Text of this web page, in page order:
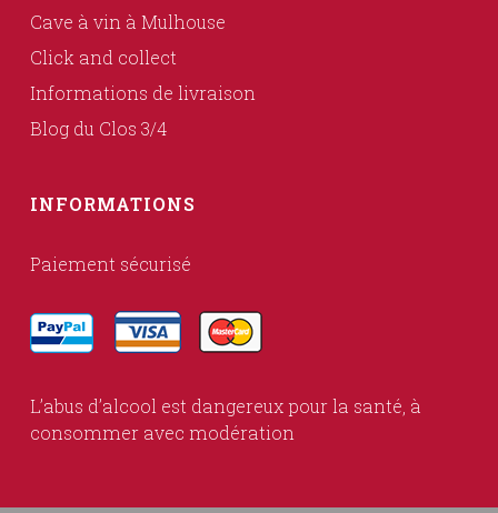
Cave à vin à Mulhouse
Click and collect
Informations de livraison
Blog du Clos 3/4
INFORMATIONS
Paiement sécurisé
L’abus d’alcool est dangereux pour la santé, à
consommer avec modération